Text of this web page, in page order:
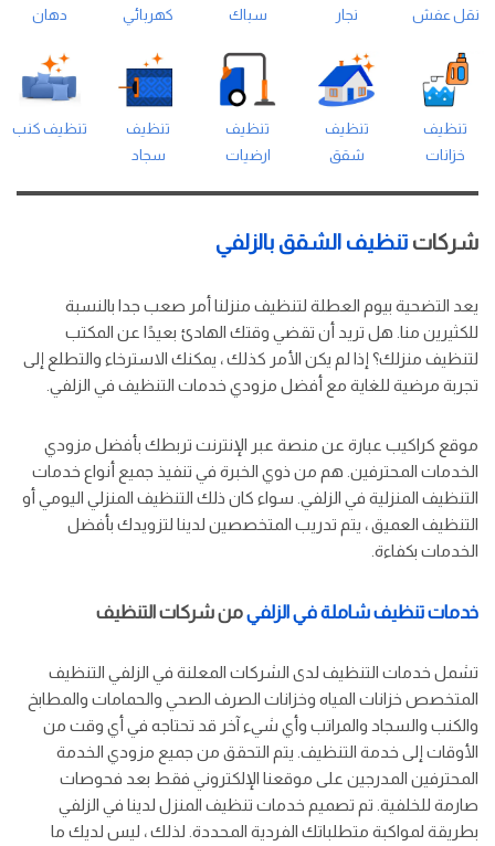
نقل عفش نجار سباك كهربائي دهان
تنظيف
خزانات
تنظيف
شقق
تنظيف
ارضيات
تنظيف
سجاد
تنظيف كنب
شركات تنظيف الشقق بالزلفي
يعد التضحية بيوم العطلة لتنظيف منزلنا أمر صعب جدا بالنسبة
للكثيرين منا. هل تريد أن تقضي وقتك الهادئ بعيدًا عن المكتب
لتنظيف منزلك؟ إذا لم يكن الأمر كذلك ، يمكنك الاسترخاء والتطلع إلى
تجربة مرضية للغاية مع أفضل مزودي خدمات التنظيف في الزلفي.
موقع كراكيب عبارة عن منصة عبر الإنترنت تربطك بأفضل مزودي
الخدمات المحترفين. هم من ذوي الخبرة في تنفيذ جميع أنواع خدمات
التنظيف المنزلية في الزلفي. سواء كان ذلك التنظيف المنزلي اليومي أو
التنظيف العميق ، يتم تدريب المتخصصين لدينا لتزويدك بأفضل
الخدمات بكفاءة.
خدمات تنظيف شاملة في الزلفيمن شركات التنظيف
تشمل خدمات التنظيف لدى الشركات المعلنة في الزلفي التنظيف
المتخصص خزانات المياه وخزانات الصرف الصحي والحمامات والمطابخ
والكنب والسجاد والمراتب وأي شيء آخر قد تحتاجه في أي وقت من
الأوقات إلى خدمة التنظيف. يتم التحقق من جميع مزودي الخدمة
المحترفين المدرجين على موقعنا الإلكتروني فقط بعد فحوصات
صارمة للخلفية. تم تصميم خدمات تنظيف المنزل لدينا في الزلفي
بطريقة لمواكبة متطلباتك الفردية المحددة. لذلك ، ليس لديك ما